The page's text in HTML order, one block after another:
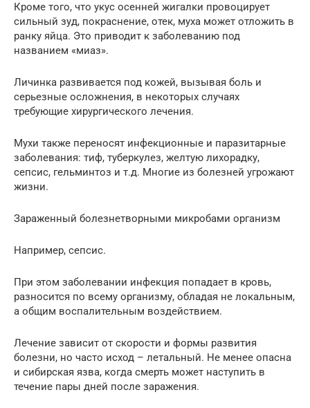
Кроме того, что укус осенней жигалки провоцирует
сильный зуд, покраснение, отек, муха может отложить в
ранку яйца. Это приводит к заболеванию под
названием «миаз».
Личинка развивается под кожей, вызывая боль и
серьезные осложнения, в некоторых случаях
требующие хирургического лечения.
Мухи также переносят инфекционные и паразитарные
заболевания: тиф, туберкулез, желтую лихорадку,
сепсис, гельминтоз и т.д. Многие из болезней угрожают
жизни.
Зараженный болезнетворными микробами организм
Например, сепсис.
При этом заболевании инфекция попадает в кровь,
разносится по всему организму, обладая не локальным,
а общим воспалительным воздействием.
Лечение зависит от скорости и формы развития
болезни, но часто исход – летальный. Не менее опасна
и сибирская язва, когда смерть может наступить в
течение пары дней после заражения.